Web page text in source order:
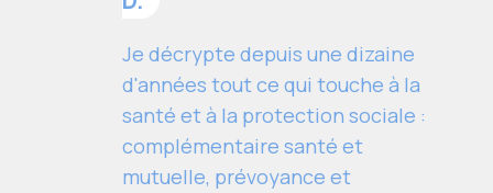
Je décrypte depuis une dizaine
d'années tout ce qui touche à la
santé et à la protection sociale :
complémentaire santé et
mutuelle, prévoyance et